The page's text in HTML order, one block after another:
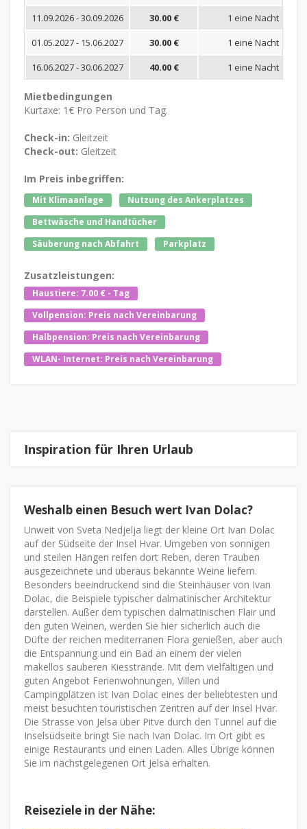
11.09.2026 - 30.09.2026 30.00 €
1 eine Nacht
01.05.2027 - 15.06.2027
30.00 €
1 eine Nacht
16.06.2027 - 30.06.2027
40.00 € 1 eine Nacht
Mietbedingungen
Kurtaxe: 1€ Pro Person und Tag.
Check-in: Gleitzeit
Check-out: Gleitzeit
Im Preis inbegriffen:
Mit Klimaanlage
Nutzung des Ankerplatzes
Bettwäsche und Handtücher
Säuberung nach Abfahrt
Parkplatz
Zusatzleistungen:
Haustiere: 7.00 € - Tag
Vollpension: Preis nach Vereinbarung
Halbpension: Preis nach Vereinbarung
WLAN- Internet: Preis nach Vereinbarung
Inspiration für Ihren Urlaub
Weshalb einen Besuch wert Ivan Dolac?
Unweit von Sveta Nedjelja liegt der kleine Ort Ivan Dolac
auf der Südseite der Insel Hvar. Umgeben von sonnigen
und steilen Hängen reifen dort Reben, deren Trauben
ausgezeichnete und überaus bekannte Weine liefern.
Besonders beeindruckend sind die Steinhäuser von Ivan
Dolac, die Beispiele typischer dalmatinischer Architektur
darstellen. Außer dem typischen dalmatinischen Flair und
den guten Weinen, werden Sie hier sicherlich auch die
Düfte der reichen mediterranen Flora genießen, aber auch
die Entspannung und ein Bad an einem der vielen
makellos sauberen Kiesstrände. Mit dem vielfältigen und
guten Angebot Ferienwohnungen, Villen und
Campingplätzen ist Ivan Dolac eines der beliebtesten und
meist besuchten touristischen Zentren auf der Insel Hvar.
Die Strasse von Jelsa über Pitve durch den Tunnel auf die
Inselsüdseite bringt Sie nach Ivan Dolac. Im Ort gibt es
einige Restaurants und einen Laden. Alles Übrige können
Sie im nächstgelegenen Ort Jelsa erhalten.
Reiseziele in der Nähe: